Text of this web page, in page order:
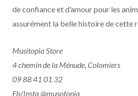
de confiance et d’amour pour les
assurément la belle histoire de cette
Musitopia Store
4 chemin de la Ménude, Colomiers
09 88 41 01 32
Fb/Insta @musotopia